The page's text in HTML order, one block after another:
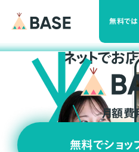
無料では
ネットでお
月額
無料でショッ